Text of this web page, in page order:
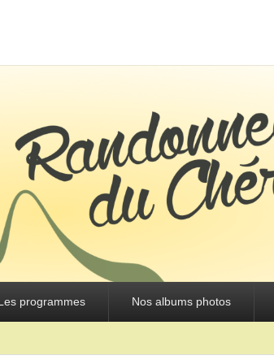
programmes Nos albums photos